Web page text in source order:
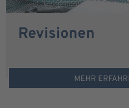
Revisionen
MEHR